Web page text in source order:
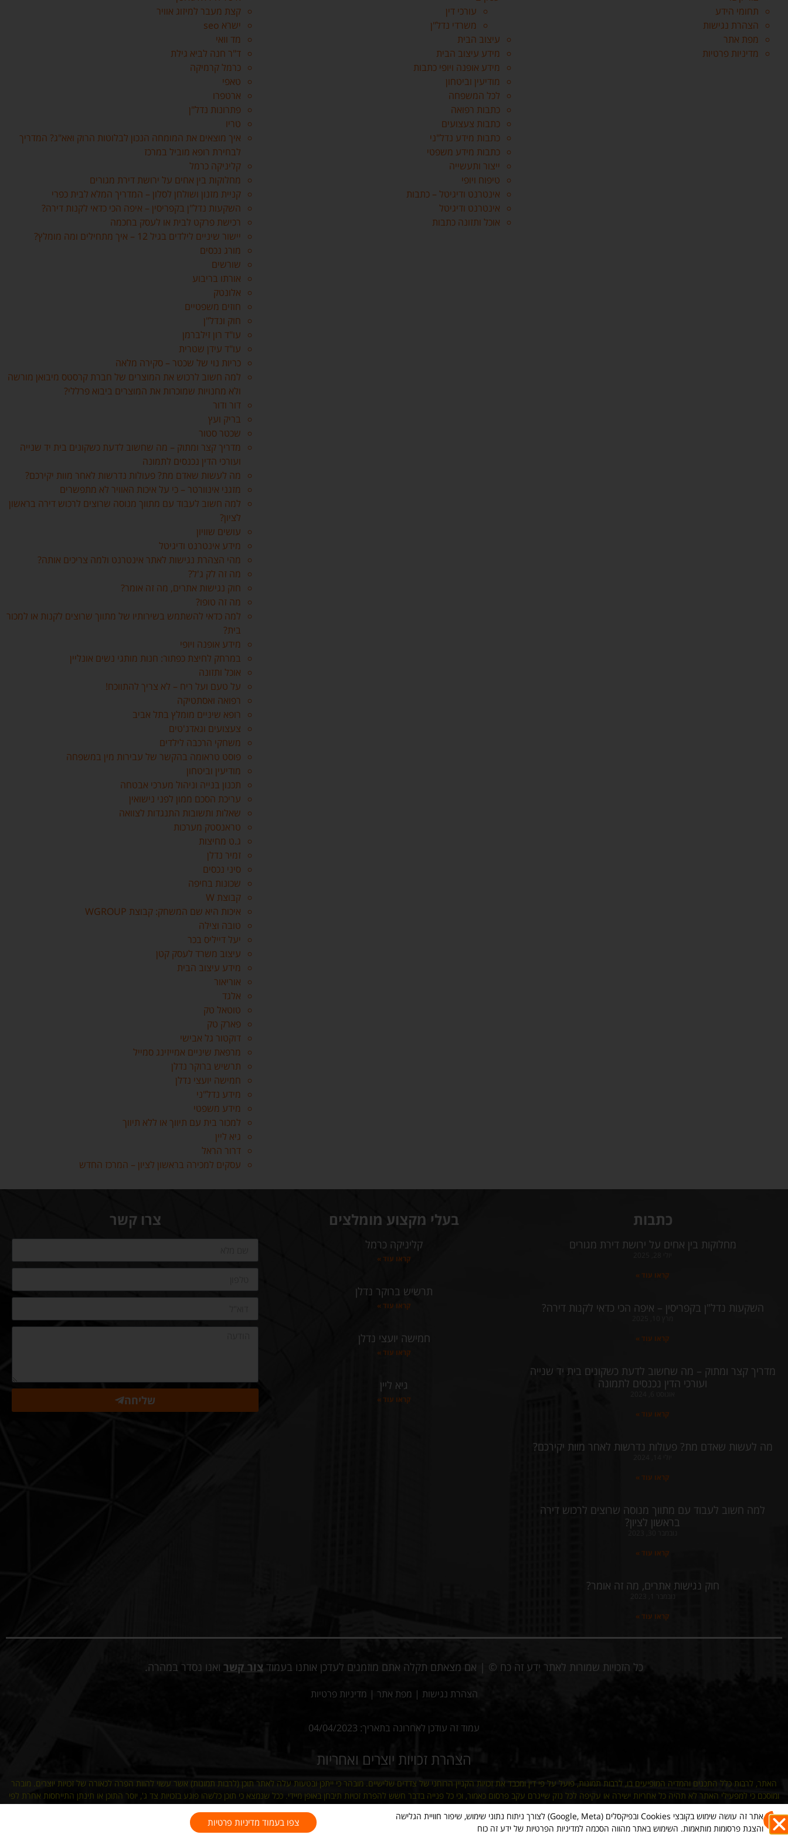
תחומי הידע
הצהרת נגישות
מפת אתר
מדיניות פרטיות
עורכי דין
משרדי נדל"ן
עיצוב הבית
מידע עיצוב הבית
מידע אופנה ויופי כתבות
מודיעין וביטחון
לכל המשפחה
כתבות רפואה
כתבות צעצועים
כתבות מידע נדל"ני
כתבות מידע משפטי
ייצור ותעשייה
טיפוח ויופי
אינטרנט ודיגיטל – כתבות
אינטרנט ודיגיטל
אוכל ותזונה כתבות
קצת מעבר למיזוג אוויר
ישרא seo
מד וואי
ד"ר חנה לביא גילת
כרמל קרמיקה
טאפי
ארטפרו
פתרונות נדל"ן
טריו
איך מוצאים את המומחה הנכון לבלוטות הרוק ואא"ג? המדריך
לבחירת רופא מוביל במרכז
קליניקה כרמל
מחלוקות בין אחים על ירושת דירת מגורים
קניית מזנון ושולחן לסלון – המדריך המלא לבית כפרי
השקעות נדל"ן בקפריסין – איפה הכי כדאי לקנות דירה?
רכישת פרקט לבית או לעסק בחכמה
יישור שיניים לילדים בגיל 12 – איך מתחילים ומה מומלץ?
מורג נכסים
שורשים
אורתו בריבוע
אלונטק
חוזים משפטיים
חוק ונדל"ן
עו"ד רון זילברמן
עו"ד עידן שטרית
כריות נוי של שכטר – סקירה מלאה
למה חשוב לרכוש את המוצרים של חברת קרסטס מיבואן מורשה
ולא מחנויות שמוכרות את המוצרים ביבוא פרללי?
דור ודור
בריק ועץ
שכטר סטור
מדריך קצר ומתוק – מה שחשוב לדעת כשקונים בית יד שנייה
ועורכי הדין נכנסים לתמונה
מה לעשות שאדם מת? פעולות נדרשות לאחר מוות יקירכם?
מזגני אינוורטר – כי על איכות האוויר לא מתפשרים
למה חשוב לעבוד עם מתווך מנוסה שרוצים לרכוש דירה בראשון
לציון?
עושים שוויון
מידע אינטרנט ודיגיטל
מהי הצהרת נגישות לאתר אינטרנט ולמה צריכים אותה?
מה זה לק ג'ל?
חוק נגישות אתרים, מה זה אומר?
מה זה טופו?
למה כדאי להשתמש בשירותיו של מתווך שרוצים לקנות או למכור
בית?
מידע אופנה ויופי
במרחק לחיצת כפתור: חנות מותגי נשים אונליין
אוכל ותזונה
על טעם ועל ריח – לא צריך להתווכח!
רפואה ואסתטיקה
רופא שיניים מומלץ בתל אביב
צעצועים וגאדג'טים
משחקי הרכבה לילדים
פוסט טראומה בהקשר של עבירות מין במשפחה
מודיעין וביטחון
תכנון בנייה וניהול מערכי אבטחה
עריכת הסכם ממון לפני נישואין
שאלות ותשובות התנגדות לצוואה
טראנסטק מערכות
ג.ט מחיצות
זמיר נדלן
סיני נכסים
שכונות בחיפה
קבוצת W
איכות היא שם המשחק: קבוצת WGROUP
טובה וצילה
יעל דייליס בכר
עיצוב משרד לעסק קטן
מידע עיצוב הבית
אוריאור
אלגד
טוטאל טק
פארק טק
דוקטור גל אבישי
מרפאת שיניים אמייזינג סמייל
תרשיש ברוקר נדלן
חמישה יועצי נדלן
מידע נדל"ני
מידע משפטי
למכור בית עם תיווך או ללא תיווך
גיא ליין
דרור הראל
עסקים למכירה בראשון לציון – המרכז החדש
כתבות
מחלוקות בין אחים על ירושת דירת מגורים
קראו עוד »
השקעות נדל"ן בקפריסין – איפה הכי כדאי לקנות דירה?
קראו עוד »
מדריך קצר ומתוק – מה שחשוב לדעת כשקונים בית יד שנייה
ועורכי הדין נכנסים לתמונה
קראו עוד »
מה לעשות שאדם מת? פעולות נדרשות לאחר מוות יקירכם?
קראו עוד »
למה חשוב לעבוד עם מתווך מנוסה שרוצים לרכוש דירה
בראשון לציון?
קראו עוד »
חוק נגישות אתרים, מה זה אומר?
קראו עוד »
בעלי מקצוע מומלצים
קליניקה כרמל
קראו עוד »
תרשיש ברוקר נדלן
קראו עוד »
חמישה יועצי נדלן
קראו עוד »
גיא ליין
קראו עוד »
צרו קשר
שליחה
כל הזכויות שמורות לאתר ידע זה כח © | אם מצאתם תקלה אתם מוזמנים לעדכן אותנו בעמוד צור קשר ואנו נסדר במהרה.
הצהרת נגישות | מפת אתר | מדיניות פרטיות
עמוד זה עודכן לאחרונה בתאריך: 04/04/2023
הצהרת זכויות יוצרים ואחריות
האתר, לרבות כלל התכנים והמדיה המופיעים בו, לרבות תמונות, פועל על פי דין ומכבד את זכויות הקניין הרוחני של צדדים שלישיים. מובהר כי ייתכן ובטעות עלה לאתר תוכן (לרבות תמונות) אשר עשוי להוות הפרה לכאורה של זכויות יוצרים. מובהר
ומוסכם כי למפעילי האתר לא תהיה כל אחריות ישירה או עקיפה לכל נזק שייגרם עקב פרסום כאמור, וכי כל פנייה בדבר חשש להפרת זכויות תיבחן באופן מיידי. ככל שנמצא כי תוכן כלשהו פוגע בזכויות צד ג', יוסר התוכן או תינתן התייחסות אחרת לפי
אתר זה עושה שימוש בקובצי Cookies ובפיקסלים (Google, Meta) לצורך ניתוח נתוני שימוש, שיפור חוויית הגלישה
והצגת פרסומות מותאמות. השימוש באתר מהווה הסכמה למדיניות הפרטיות של ידע זה כוח
צפו בעמוד מדיניות פרטיות